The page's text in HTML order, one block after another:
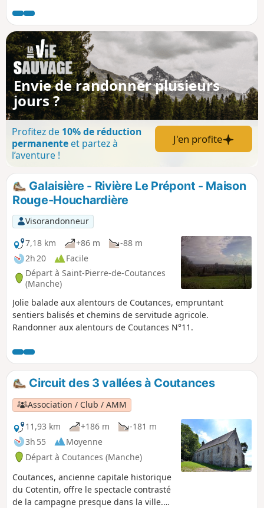
Envie de randonner plusieurs
jours ?
Profitez de 10% de réduction
permanenteet partez à
l’aventure !
J'en profite
Galaisière - Rivière Le Prépont - Maison
Rouge-Houchardière
Visorandonneur
7,18 km
+86 m
-88 m
2h 20
Facile
Départ à Saint-Pierre-de-Coutances
(Manche)
Jolie balade aux alentours de Coutances, empruntant
sentiers balisés et chemins de servitude agricole.
Randonner aux alentours de Coutances N°11.
Circuit des 3 vallées à Coutances
Association / Club / AMM
11,93 km
+186 m
-181 m
3h 55
Moyenne
Départ à Coutances (Manche)
Coutances, ancienne capitale historique
du Cotentin, offre le spectacle contrasté
de la campagne presque dans la ville.